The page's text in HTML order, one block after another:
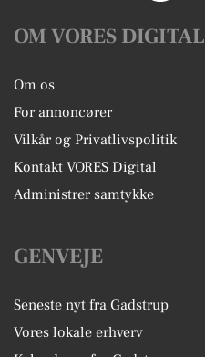
OM VORES DIGITAL
Om os
For annoncører
Vilkår og Privatlivspolitik
Kontakt VORES Digital
Administrer samtykke
GENVEJE
Seneste nyt fra Gadstrup
Vores lokale erhverv